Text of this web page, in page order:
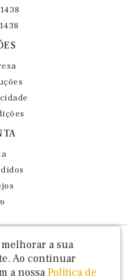
60.458.825/0001-86
Paulo / SP - CEP 03016-030
a sua
Ao continuar
a nossa Política de